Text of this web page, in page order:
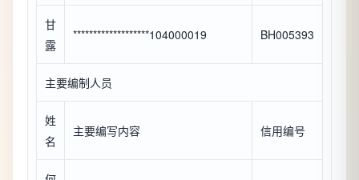
甘
露
*******************104000019 BH005393
主要编制人员
姓
名
主要编写内容 信用编号